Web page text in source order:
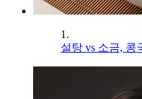
1.
설탕 vs 소금, 콩